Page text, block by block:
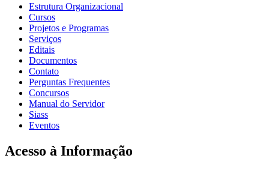
Estrutura Organizacional
Cursos
Projetos e Programas
Serviços
Editais
Documentos
Contato
Perguntas Frequentes
Concursos
Manual do Servidor
Siass
Eventos
Acesso à Informação